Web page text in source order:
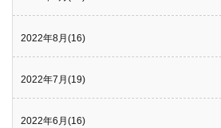
2022年8月(16)
2022年7月(19)
2022年6月(16)